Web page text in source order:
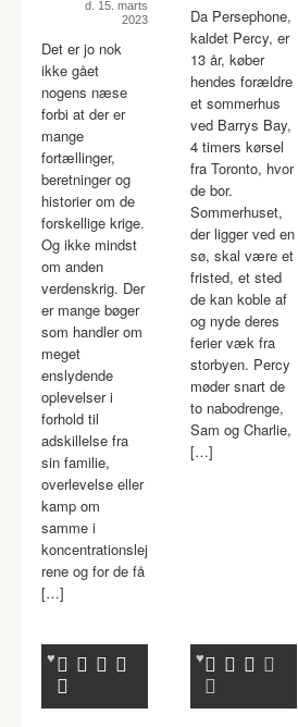
d. 15. marts
2023
Det er jo nok
ikke gået
nogens næse
forbi at der er
mange
fortællinger,
beretninger og
historier om de
forskellige krige.
Og ikke mindst
om anden
verdenskrig. Der
er mange bøger
som handler om
meget
enslydende
oplevelser i
forhold til
adskillelse fra
sin familie,
overlevelse eller
kamp om
samme i
koncentrationslej
rene og for de få
[…]
Da Persephone,
kaldet Percy, er
13 år, køber
hendes forældre
et sommerhus
ved Barrys Bay,
4 timers kørsel
fra Toronto, hvor
de bor.
Sommerhuset,
der ligger ved en
sø, skal være et
fristed, et sted
de kan koble af
og nyde deres
ferier væk fra
storbyen. Percy
møder snart de
to nabodrenge,
Sam og Charlie,
[…]